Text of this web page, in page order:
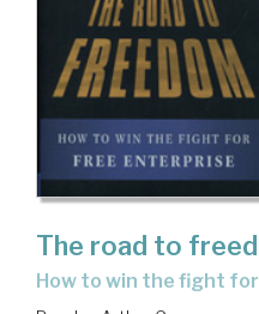
The road to
how to win the fight